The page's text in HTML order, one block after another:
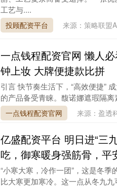
工艺与....
投顾配资平台 来源：策略联盟
一点钱程配资官网 懒人
钟上妆 大牌便捷款比拼
引言 快节奏生活下，“高效便捷”
的产品备受青睐。馥诺娜遮瑕隔
一点钱程配资官网 来源：盈透
亿盛配资平台 明日进“三
吃，御寒暖身强筋骨，平
“小寒大寒，冷作一团”，这是冬
比大寒更加寒冷。这一点从冬九